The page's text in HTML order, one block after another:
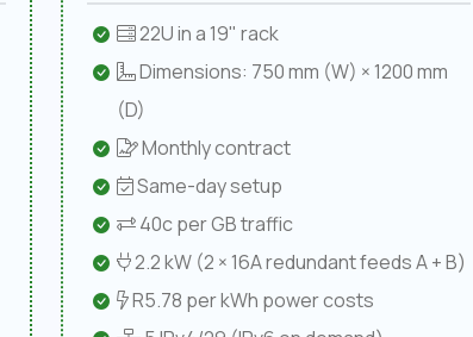
22U in a 19" rack
Dimensions: 750 mm (W) × 1200 mm
(D)
Monthly contract
Same-day setup
40c per GB traffic
2.2 kW (2 × 16A redundant feeds A + B)
R5.78 per kWh power costs